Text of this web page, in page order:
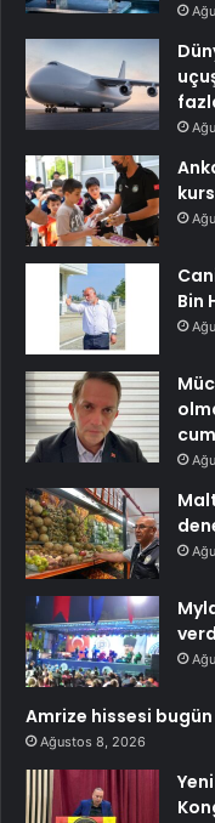
Bin
Amrize hissesi
Ağustos 8, 2026